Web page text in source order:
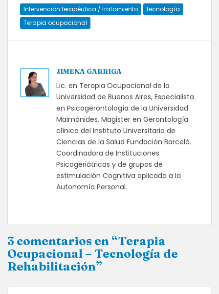
Intervención terapéutica / tratamiento
tecnología
Terapia ocupacional
JIMENA GARRIGA
Lic. en Terapia Ocupacional de la
Universidad de Buenos Aires, Especialista
en Psicogerontología de la Universidad
Maimónides, Magister en Gerontología
clínica del Instituto Universitario de
Ciencias de la Salud Fundación Barceló.
Coordinadora de Instituciones
Psicogeriátricas y de grupos de
estimulación Cognitiva aplicada a la
Autonomía Personal.
3 comentarios en “Terapia
Ocupacional – Tecnología de
Rehabilitación”